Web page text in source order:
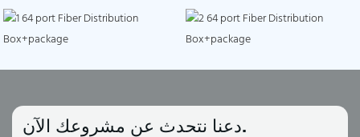
دعنا نتحدث عن مشروعك الآن.